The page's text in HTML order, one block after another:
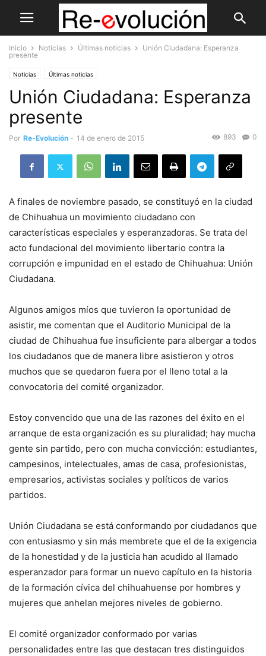
Inicio Noticias Últimas noticias
Unión Ciudadana: Esperanza
presente
Noticias Últimas noticias
Unión Ciudadana: Esperanza
presente
Por Re-Evolución - 14 de enero de 2015 0
893
A finales de noviembre pasado, se constituyó en la ciudad
de Chihuahua un movimiento ciudadano con
características especiales y esperanzadoras. Se trata del
acto fundacional del movimiento libertario contra la
corrupción e impunidad en el estado de Chihuahua: Unión
Ciudadana.
Algunos amigos míos que tuvieron la oportunidad de
asistir, me comentan que el Auditorio Municipal de la
ciudad de Chihuahua fue insuficiente para albergar a todos
los ciudadanos que de manera libre asistieron y otros
muchos que se quedaron fuera por el lleno total a la
convocatoria del comité organizador.
Estoy convencido que una de las razones del éxito en el
arranque de esta organización es su pluralidad; hay mucha
gente sin partido, pero con mucha convicción: estudiantes,
campesinos, intelectuales, amas de casa, profesionistas,
empresarios, activistas sociales y políticos de varios
partidos.
Unión Ciudadana se está conformando por ciudadanos que
con entusiasmo y sin más membrete que el de la exigencia
de la honestidad y de la justicia han acudido al llamado
esperanzador para formar un nuevo capítulo en la historia
de la formación cívica del chihuahuense por hombres y
mujeres que anhelan mejores niveles de gobierno.
El comité organizador conformado por varias
personalidades entre las que destacan tres distinguidos